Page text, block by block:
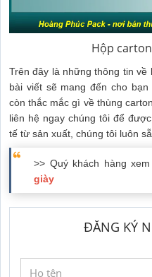
Hộp
Trên đây là những thông tin
bài viết sẽ mang đến cho
còn thắc mắc gì về thùng
liên hệ ngay chúng tôi để
tế từ sản xuất, chúng tôi luôn
>> Quý khách hàng
giày
ĐĂNG KÝ